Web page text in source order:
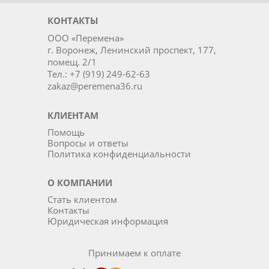
КОНТАКТЫ
ООО «Перемена»
г. Воронеж, Ленинский проспект, 177,
помещ. 2/1
Тел.: +7 (919) 249-62-63
zakaz@peremena36.ru
КЛИЕНТАМ
Помощь
Вопросы и ответы
Политика конфиденциальности
О КОМПАНИИ
Стать клиентом
Контакты
Юридическая информация
Принимаем к оплате